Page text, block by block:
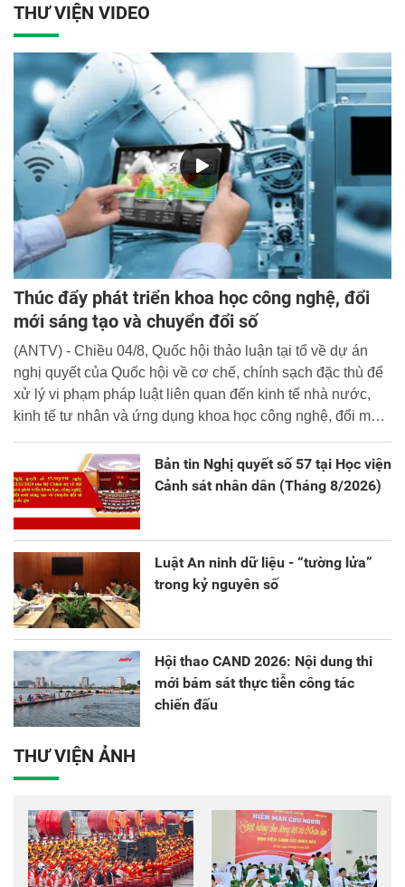
THƯ VIỆN VIDEO
Thúc đẩy phát triển khoa học công nghệ, đổi
mới sáng tạo và chuyển đổi số
(ANTV) - Chiều 04/8, Quốc hội thảo luận tại tổ về dự án
nghị quyết của Quốc hội về cơ chế, chính sạch đặc thù để
xử lý vi phạm pháp luật liên quan đến kinh tế nhà nước,
kinh tế tư nhân và ứng dụng khoa học công nghệ, đổi mới
Bản tin Nghị quyết số 57 tại Học viện
Cảnh sát nhân dân (Tháng 8/2026)
Luật An ninh dữ liệu - “tường lửa”
trong kỷ nguyên số
Hội thao CAND 2026: Nội dung thi
mới bám sát thực tiễn công tác
chiến đấu
THƯ VIỆN ẢNH